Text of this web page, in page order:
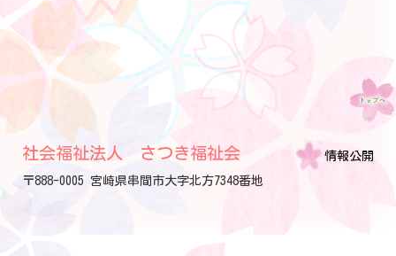
社会福祉法人 さつき福祉会
〒888-0005 宮崎県串間市大字北方7348番地
情報公開